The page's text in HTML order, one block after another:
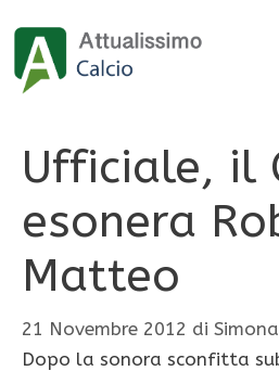
contenuto
Ufficiale, il
esonera
Matteo
21 Novembre 2012 di
Dopo la sonora sconfitta